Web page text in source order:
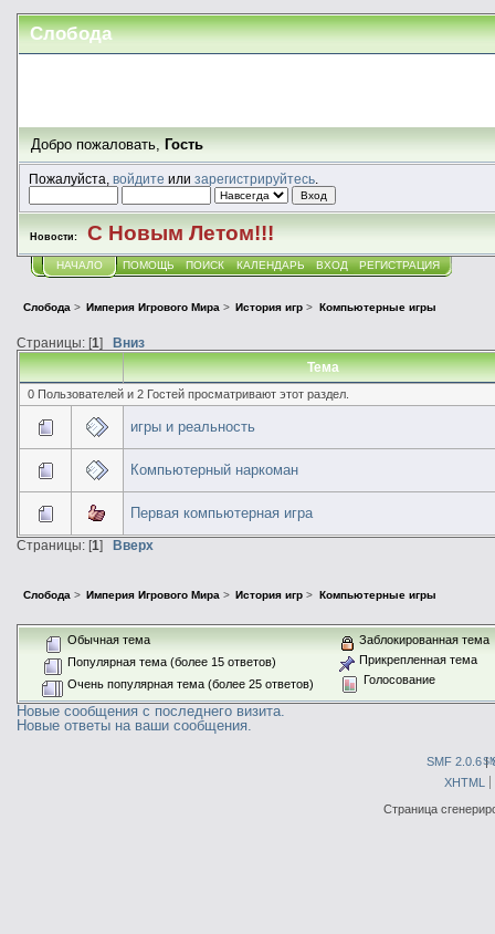
Слобода
Добро пожаловать,Гость
Пожалуйста, войдите или зарегистрируйтесь.
Новости: С Новым Летом!!!
НАЧАЛО ПОМОЩЬ ПОИСК КАЛЕНДАРЬ ВХОД РЕГИСТРАЦИЯ
Слобода > Империя Игрового Мира > История игр > Компьютерные игры
Страницы: [1] Вниз
Тема
0 Пользователей и 2 Гостей просматривают этот раздел.
игры и реальность
Компьютерный наркоман
Первая компьютерная игра
Страницы: [1] Вверх
Слобода > Империя Игрового Мира > История игр > Компьютерные игры
Обычная тема
Популярная тема (более 15 ответов)
Очень популярная тема (более 25 ответов)
Заблокированная тема
Прикрепленная тема
Голосование
Новые сообщения с последнего визита.
Новые ответы на ваши сообщения.
SMF 2.0.6|
XHTML
Страница